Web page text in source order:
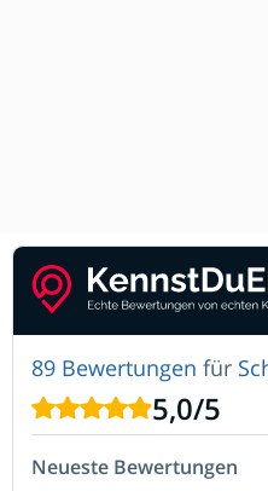
89 Bewertungen für
5,0/5
Neueste Bewertungen